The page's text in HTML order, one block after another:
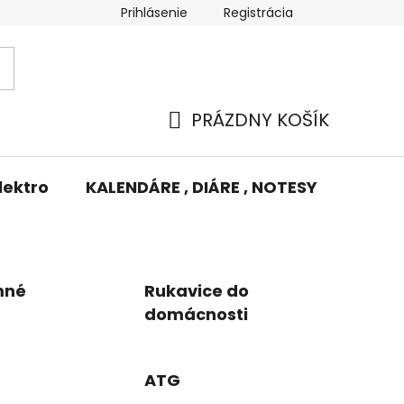
Výmena tovaru Odstúpenie od
Prihlásenie Registrácia
KOŠÍK
PRÁZDNY KOŠÍK
KALENDÁRE , DIÁRE , NOTESY
Rukavice do
domácnosti
ATG